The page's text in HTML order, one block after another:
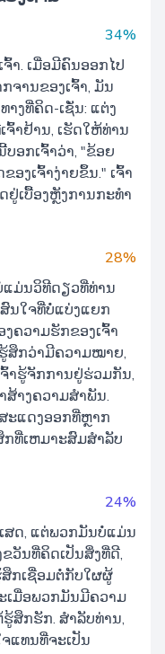
34%
າ. ເມື່ອມີຄົນອອກໄປ
ຈານຂອງເຈົ້າ, ມັນ
ງທີ່ຄິດ-ເຊັ່ນ: ແຕ່ງ
າຢ້ານ, ເຮັດໃຫ້ທ່ານ
ອກເຈົ້າວ່າ, "ຂ້ອຍ
ອງເຈົ້າງ່າຍຂຶ້ນ." ເຈົ້າ
ເບື້ອງຫຼັງການກະທຳ
28%
ແມ່ນວິທີດຽວທີ່ທ່ານ
ນໃຈທີ່ບໍ່ແບ່ງແຍກ
ຄວາມຮັກຂອງເຈົ້າ
ສຶກວ່າມີຄວາມໝາຍ,
າຮູ້ຈັກການຢູ່ຮ່ວມກັນ,
ສ້າງຄວາມສໍາພັນ.
ະແດງອອກທີ່ຫຼາກ
ທີ່ເຫມາະສົມສໍາລັບ
24%
ສດ, ແຕ່ພວກມັນບໍ່ແມ່ນ
ວັນທີ່ຄິດເປັນສິ່ງທີ່ດີ,
ກເຊື່ອມຕໍ່ກັບໃຜຜູ້
ເມື່ອພວກມັນມີຄວາມ
ຮູ້ສຶກຮັກ. ສໍາລັບທ່ານ,
ແທນທີ່ຈະເປັນ